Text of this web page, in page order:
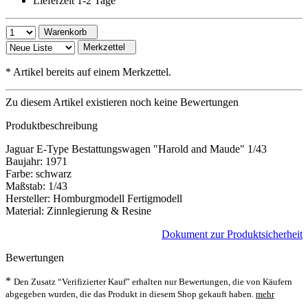
Warenkorb
Merkzettel
* Artikel bereits auf einem Merkzettel.
Zu diesem Artikel existieren noch keine Bewertungen
Produktbeschreibung
Jaguar E-Type Bestattungswagen "Harold and Maude" 1/43
Baujahr: 1971
Farbe: schwarz
Maßstab: 1/43
Hersteller: Homburgmodell Fertigmodell
Material: Zinnlegierung & Resine
Dokument zur Produktsicherheit
Bewertungen
* Den Zusatz “Verifizierter Kauf” erhalten nur Bewertungen, die von Käufern
abgegeben wurden, die das Produkt in diesem Shop gekauft haben. mehr